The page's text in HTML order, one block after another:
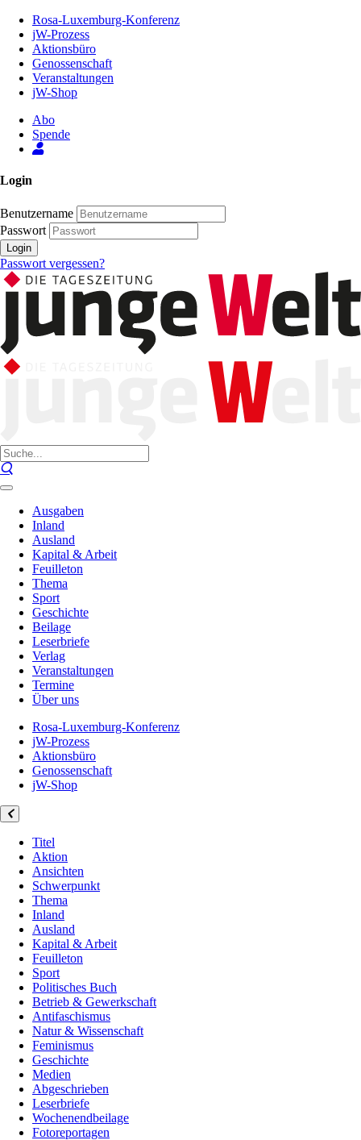
Inhalt
Seite
Rosa-Luxemburg-Konferenz
jW-Prozess
Aktionsbüro
Genossenschaft
Veranstaltungen
jW-Shop
Abo
Spende
Login
Benutzername
Passwort
Login
Passwort vergessen?
Ausgaben
Inland
Ausland
Kapital & Arbeit
Feuilleton
Thema
Sport
Geschichte
Beilage
Leserbriefe
Verlag
Veranstaltungen
Termine
Über uns
Rosa-Luxemburg-Konferenz
jW-Prozess
Aktionsbüro
Genossenschaft
jW-Shop
Titel
Aktion
Ansichten
Schwerpunkt
Thema
Inland
Ausland
Kapital & Arbeit
Feuilleton
Sport
Politisches Buch
Betrieb & Gewerkschaft
Antifaschismus
Natur & Wissenschaft
Feminismus
Geschichte
Medien
Abgeschrieben
Leserbriefe
Wochenendbeilage
Fotoreportagen